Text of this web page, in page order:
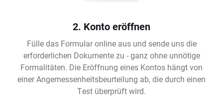
2. Konto eröffnen
Fülle das Formular online aus und sende uns die
erforderlichen Dokumente zu - ganz ohne unnötige
Formalitäten. Die Eröffnung eines Kontos hängt von
einer Angemessenheitsbeurteilung ab, die durch einen
Test überprüft wird.